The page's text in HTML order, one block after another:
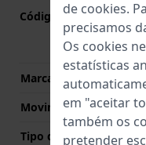
Código do movimento
Marca de movimento
Movimento suíço
Tipo de Mostrador
de cookies.
precisamos
Os cookies
estatísticas
em "aceitar
também os
pretender